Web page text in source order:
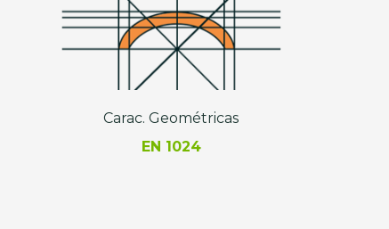
Carac. Geométricas
EN 1024